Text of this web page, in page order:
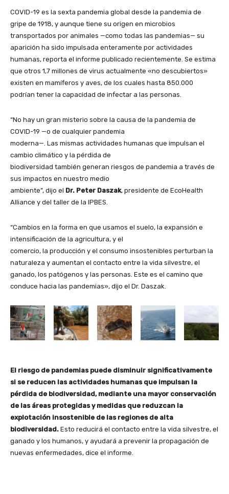
COVID-19 es la sexta pandemia global desde la pandemia de
gripe de 1918, y aunque tiene su origen en microbios
transportados por animales —como todas las pandemias— su
aparición ha sido impulsada enteramente por actividades
humanas, reporta el informe publicado recientemente. Se estima
que otros 1,7 millones de virus actualmente «no descubiertos»
existen en mamíferos y aves, de los cuales hasta 850.000
podrían tener la capacidad de infectar a las personas.
“No hay un gran misterio sobre la causa de la pandemia de
COVID-19 —o de cualquier pandemia
moderna—. Las mismas actividades humanas que impulsan el
cambio climático y la pérdida de
biodiversidad también generan riesgos de pandemia a través de
sus impactos en nuestro medio
ambiente”, dijo el Dr. Peter Daszak, presidente de EcoHealth
Alliance y del taller de la IPBES.
“Cambios en la forma en que usamos el suelo, la expansión e
intensificación de la agricultura, y el
comercio, la producción y el consumo insostenibles perturban la
naturaleza y aumentan el contacto entre la vida silvestre, el
ganado, los patógenos y las personas. Este es el camino que
conduce hacia las pandemias», dijo el Dr. Daszak.
El riesgo de pandemias puede disminuir significativamente
si se reducen las actividades humanas que impulsan la
pérdida de biodiversidad, mediante una mayor conservación
de las áreas protegidas y medidas que reduzcan la
explotación insostenible de las regiones de alta
biodiversidad. Esto reducirá el contacto entre la vida silvestre, el
ganado y los humanos, y ayudará a prevenir la propagación de
nuevas enfermedades, dice el informe.